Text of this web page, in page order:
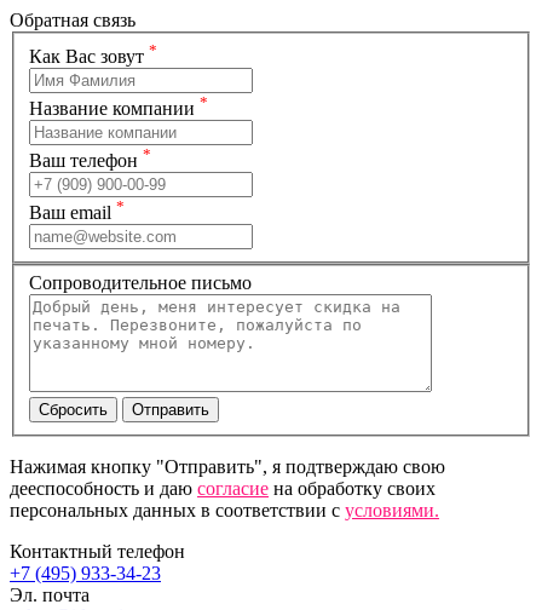
Обратная связь
Как Вас зовут *
Название компании *
Ваш телефон *
Ваш email *
Сопроводительное письмо
Нажимая кнопку "Отправить", я подтверждаю свою
дееспособность и даю согласие на обработку своих
персональных данных в соответствии с условиями.
Контактный телефон
+7 (495) 933-34-23
Эл. почта